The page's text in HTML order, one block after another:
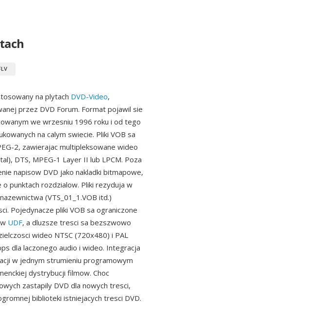
na plytach DVD-Video,
przez DVD Forum. Format pojawil sie
we wrzesniu 1996 roku i od tego
na calym swiecie. Pliki VOB sa
2, zawierajac multipleksowane wideo
DTS, MPEG-1 Layer II lub LPCM. Poza
napisow DVD jako nakladki bitmapowe,
punktach rozdzialow. Pliki rezyduja w
(VTS_01_1.VOB itd.)
Pojedynacze pliki VOB sa ograniczone
UDF, a dluzsze tresci sa bezszwowo
wideo NTSC (720x480) i PAL
dla laczonego audio i wideo. Integracja
w jednym strumieniu programowym
dystrybucji filmow. Choc
zastapily DVD dla nowych tresci,
biblioteki istniejacych tresci DVD.